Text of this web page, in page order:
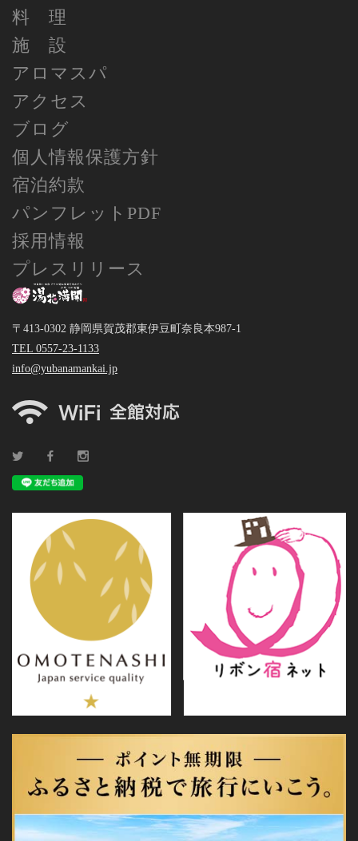
料 理
施 設
アロマスパ
アクセス
ブログ
個人情報保護方針
宿泊約款
パンフレットPDF
採用情報
プレスリリース
〒413-0302 静岡県賀茂郡東伊豆町奈良本987-1
TEL 0557-23-1133
info@yubanamankai.jp